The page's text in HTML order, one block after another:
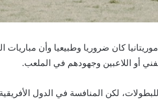
كان ضروريا وطبيعيا وأن
أو اللاعبين وجهودهم في الملعب.
لكن المنافسة في الدول